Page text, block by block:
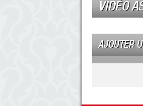
VIDÉO
AJOUTER